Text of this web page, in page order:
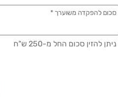
סכום להפקדה משוערך*
ניתן להזין סכום החל מ-250 ש"ח